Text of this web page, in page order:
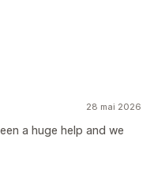
28 mai 2026
a huge help and we